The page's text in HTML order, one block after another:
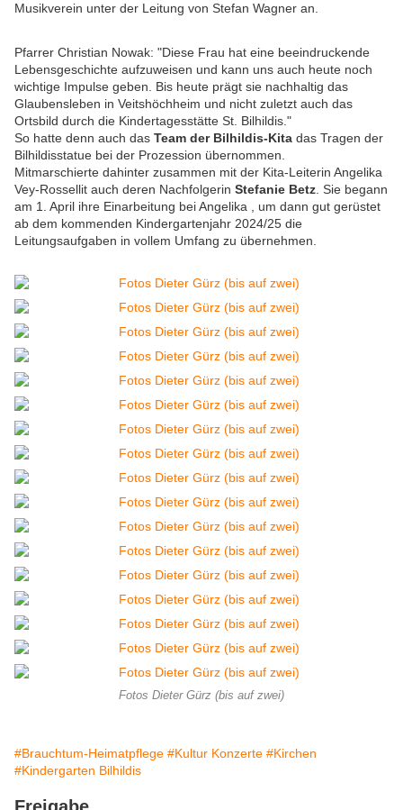
Musikverein unter der Leitung von Stefan Wagner an.
Pfarrer Christian Nowak: "Diese Frau hat eine beeindruckende
Lebensgeschichte aufzuweisen und kann uns auch heute noch
wichtige Impulse geben. Bis heute prägt sie nachhaltig das
Glaubensleben in Veitshöchheim und nicht zuletzt auch das
Ortsbild durch die Kindertagesstätte St. Bilhildis."
So hatte denn auch das Team der Bilhildis-Kita das Tragen der
Bilhildisstatue bei der Prozession übernommen.
Mitmarschierte dahinter zusammen mit der Kita-Leiterin Angelika
Vey-Rossellit auch deren Nachfolgerin Stefanie Betz . Sie begann
am 1. April ihre Einarbeitung bei Angelika , um dann gut gerüstet
ab dem kommenden Kindergartenjahr 2024/25 die
Leitungsaufgaben in vollem Umfang zu übernehmen.
Fotos Dieter Gürz (bis auf zwei)
#Brauchtum-Heimatpflege #Kultur Konzerte #Kirchen
#Kindergarten Bilhildis